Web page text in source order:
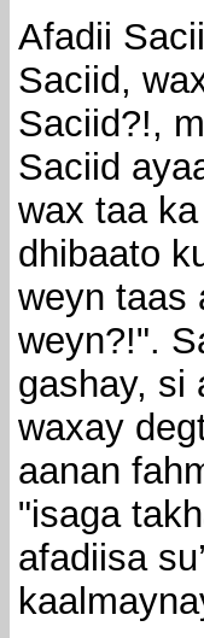
Afadii
Saciid,
Saciid?!,
Saciid
wax taa
dhibaato
weyn taas
weyn?!".
gashay, si
waxay
aanan
"isaga
afadiisa